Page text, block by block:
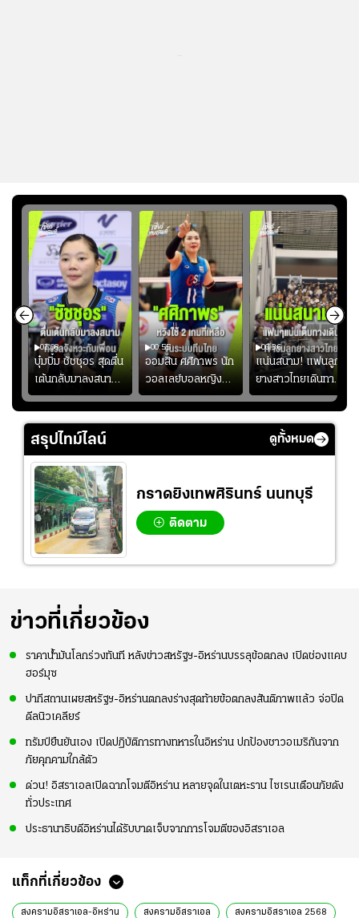
01:08
บุ๋มบิ๋ม ชัชชุอร สุดตื่น
เต้นกลับมาลงสนาม
ให้ทีมชาติ แอบกังวล
จังหวะไม่เข้ากับเพื่อน
00:55
ออมสิน ศศิภาพร นัก
วอลเลย์บอลหญิงทีม
ชาติไทย หวังใช้ 2
เกมที่เหลือ ปรับจู
00:36
แน่นสนาม! แฟนลูก
ยางสาวไทยเดินทาง
เข้ามาเชียร์สาวไทย
อย่างคึกคัก เพื่อให้
กำลังใจ ก่อนที่สาว
สรุปไทม์ไลน์ ดูทั้งหมด
กราดยิงเทพศิรินทร์ นนทบุรี
ติดตาม
ข่าวที่เกี่ยวข้อง
ราคาน้ำมันโลกร่วงทันที หลังข่าวสหรัฐฯ-อิหร่านบรรลุข้อตกลง เปิดช่องแคบ
ฮอร์มุซ
ปากีสถานเผยสหรัฐฯ-อิหร่านตกลงร่างสุดท้ายข้อตกลงสันติภาพแล้ว จ่อปิด
ดีลนิวเคลียร์
ทรัมป์ยืนยันเอง เปิดปฏิบัติการทางทหารในอิหร่าน ปกป้องชาวอเมริกันจาก
ภัยคุกคามใกล้ตัว
ด่วน! อิสราเอลเปิดฉากโจมตีอิหร่าน หลายจุดในเตหะราน ไซเรนเตือนภัยดัง
ทั่วประเทศ
ประธานาธิบดีอิหร่านได้รับบาดเจ็บจากการโจมตีของอิสราเอล
แท็กที่เกี่ยวข้อง
สงครามอิสราเอล-อิหร่าน สงครามอิสราเอล สงครามอิสราเอล 2568